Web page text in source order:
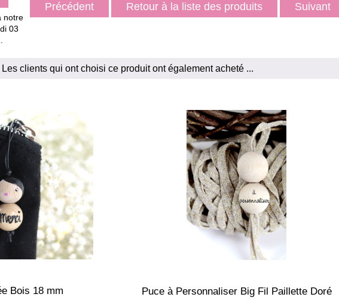
Précédent Retour à la liste des produits Suivant
notre
03
Les clients qui ont choisi ce produit ont également acheté ...
Bois 18 mm Puce à Personnaliser Big Fil Paillette Doré